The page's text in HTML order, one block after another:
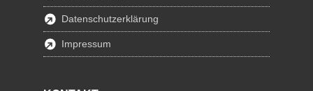
Datenschutzerklärung
Impressum